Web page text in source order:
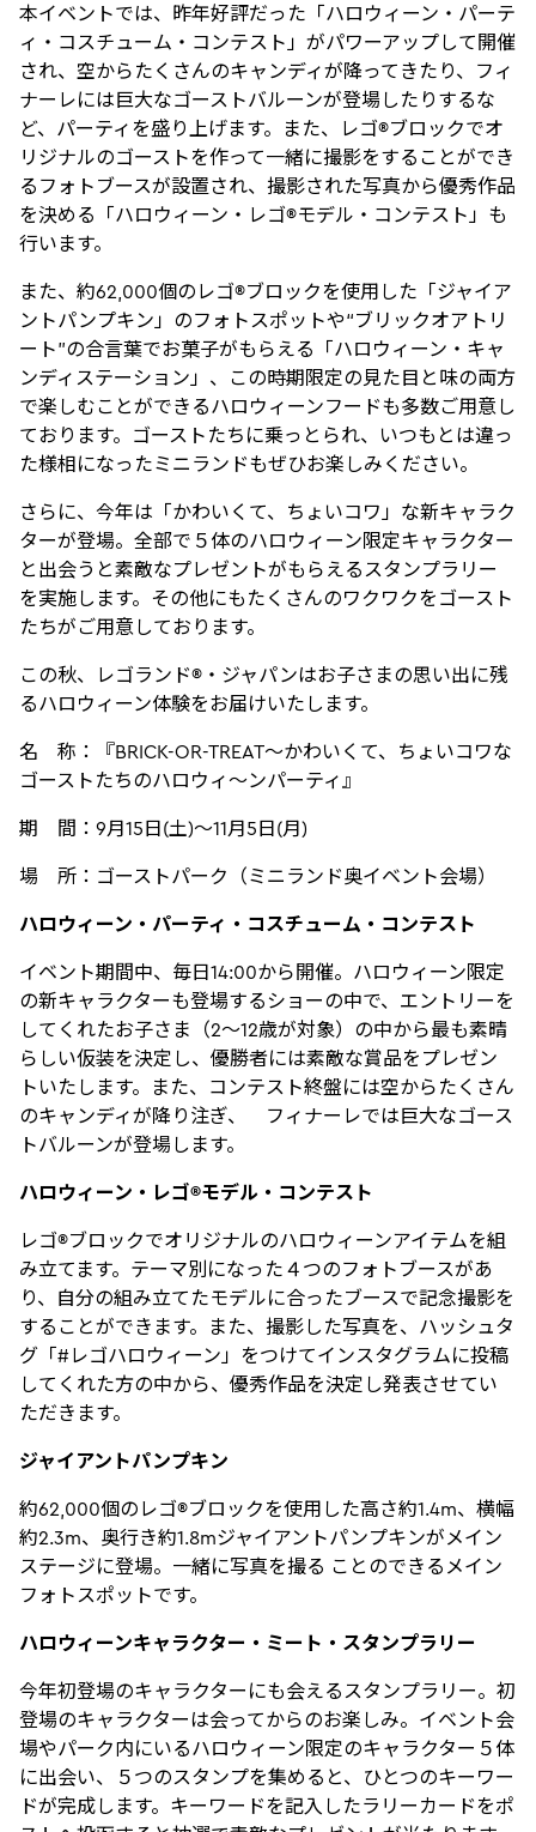
本イベントでは、昨年好評だった「ハロウィーン・パーテ
ィ・コスチューム・コンテスト」がパワーアップして開催
され、空からたくさんのキャンディが降ってきたり、フィ
ナーレには巨大なゴーストバルーンが登場したりするな
ど、パーティを盛り上げます。また、レゴ®ブロックでオ
リジナルのゴーストを作って一緒に撮影をすることができ
るフォトブースが設置され、撮影された写真から優秀作品
を決める「ハロウィーン・レゴ®モデル・コンテスト」も
行います。
また、約62,000個のレゴ®ブロックを使用した「ジャイア
ントパンプキン」のフォトスポットや“ブリックオアトリ
ート”の合言葉でお菓子がもらえる「ハロウィーン・キャ
ンディステーション」、この時期限定の見た目と味の両方
で楽しむことができるハロウィーンフードも多数ご用意し
ております。ゴーストたちに乗っとられ、いつもとは違っ
た様相になったミニランドもぜひお楽しみください。
さらに、今年は「かわいくて、ちょいコワ」な新キャラク
ターが登場。全部で５体のハロウィーン限定キャラクター
と出会うと素敵なプレゼントがもらえるスタンプラリー
を実施します。その他にもたくさんのワクワクをゴースト
たちがご用意しております。
この秋、レゴランド®・ジャパンはお子さまの思い出に残
るハロウィーン体験をお届けいたします。
名 称：『BRICK-OR-TREAT～かわいくて、ちょいコワな
ゴーストたちのハロウィ～ンパーティ』
期 間：9月15日(土)～11月5日(月)
場 所：ゴーストパーク（ミニランド奥イベント会場）
ハロウィーン・パーティ・コスチューム・コンテスト
イベント期間中、毎日14:00から開催。ハロウィーン限定
の新キャラクターも登場するショーの中で、エントリーを
してくれたお子さま（2～12歳が対象）の中から最も素晴
らしい仮装を決定し、優勝者には素敵な賞品をプレゼン
トいたします。また、コンテスト終盤には空からたくさん
のキャンディが降り注ぎ、 フィナーレでは巨大なゴース
トバルーンが登場します。
ハロウィーン・レゴ®モデル・コンテスト
レゴ®ブロックでオリジナルのハロウィーンアイテムを組
み立てます。テーマ別になった４つのフォトブースがあ
り、自分の組み立てたモデルに合ったブースで記念撮影を
することができます。また、撮影した写真を、ハッシュタ
グ「#レゴハロウィーン」をつけてインスタグラムに投稿
してくれた方の中から、優秀作品を決定し発表させてい
ただきます。
ジャイアントパンプキン
約62,000個のレゴ®ブロックを使用した高さ約1.4m、横幅
約2.3m、奥行き約1.8mジャイアントパンプキンがメイン
ステージに登場。一緒に写真を撮る ことのできるメイン
フォトスポットです。
ハロウィーンキャラクター・ミート・スタンプラリー
今年初登場のキャラクターにも会えるスタンプラリー。初
登場のキャラクターは会ってからのお楽しみ。イベント会
場やパーク内にいるハロウィーン限定のキャラクター５体
に出会い、５つのスタンプを集めると、ひとつのキーワー
ドが完成します。キーワードを記入したラリーカードをポ